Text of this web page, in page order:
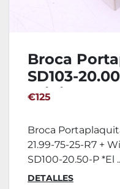
Broca
SD103-
Widias
€125
Broca
21.99-75-25-R7 +
SD100-20.50-P *El
DETALLES